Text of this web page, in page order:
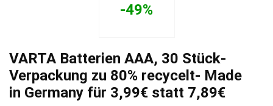
-49%
VARTA Batterien AAA, 30 Stück-
Verpackung zu 80% recycelt- Made
in Germany für 3,99€ statt 7,89€